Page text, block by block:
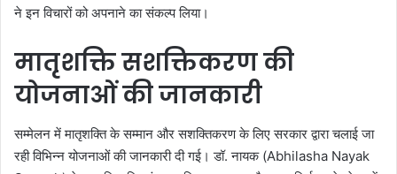
ने इन विचारों को अपनाने का संकल्प लिया।
मातृशक्ति सशक्तिकरण की
योजनाओं की जानकारी
सम्मेलन में मातृशक्ति के सम्मान और सशक्तिकरण के लिए सरकार द्वारा चलाई जा
रही विभिन्न योजनाओं की जानकारी दी गई। डॉ. नायक (Abhilasha Nayak